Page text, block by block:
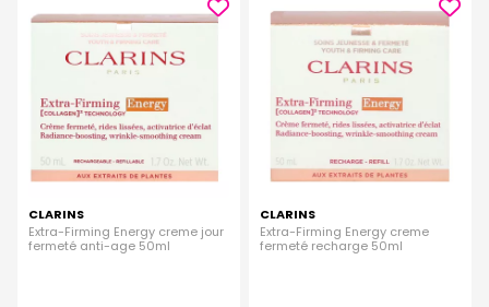
CLARINS
Extra-Firming Energy creme jour
fermeté anti-age 50ml
CLARINS
Extra-Firming Energy creme
fermeté recharge 50ml